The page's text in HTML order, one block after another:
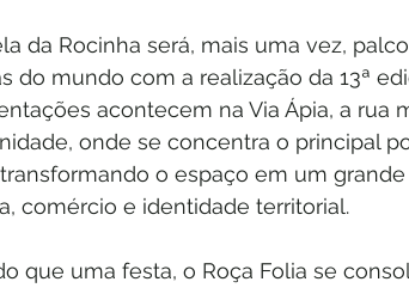
da Rocinha será, mais uma vez,
do mundo com a realização da 13ª
acontecem na Via Ápia, a rua
onde se concentra o principal
o espaço em um
comércio e identidade territorial.
que uma festa, o Roça Folia se